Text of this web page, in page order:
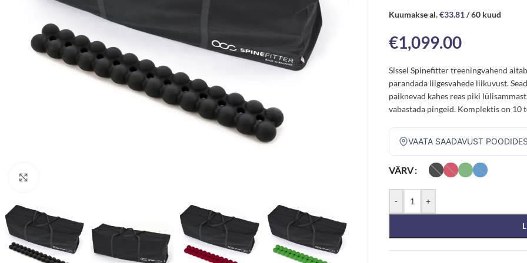
Kuumakse al.€33.81/ 60 kuud
€1,099.00
Sissel Spinefitter treeningvahend
parandada liigesvahede liikuvust.
paiknevad kahes reas piki
vabastada pingeid. Komplektis on 10
VAATA SAADAVUST
VÄRV
- +